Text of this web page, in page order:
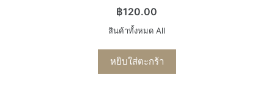
฿120.00
สินค้าทั้งหมด All
หยิบใส่ตะกร้า